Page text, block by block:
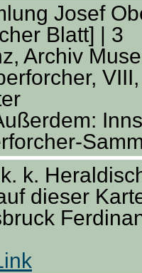
Josef
Blatt] | 3
Archiv
k.
dieser